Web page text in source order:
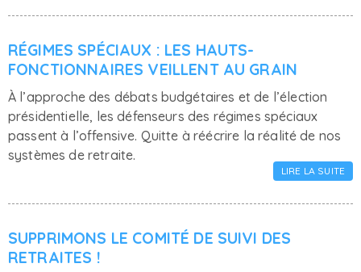
RÉGIMES SPÉCIAUX : LES HAUTS-
FONCTIONNAIRES VEILLENT AU GRAIN
À l’approche des débats budgétaires et de l’élection
présidentielle, les défenseurs des régimes spéciaux
passent à l’offensive. Quitte à réécrire la réalité de nos
systèmes de retraite.
LIRE LA SUITE
SUPPRIMONS LE COMITÉ DE SUIVI DES
RETRAITES !